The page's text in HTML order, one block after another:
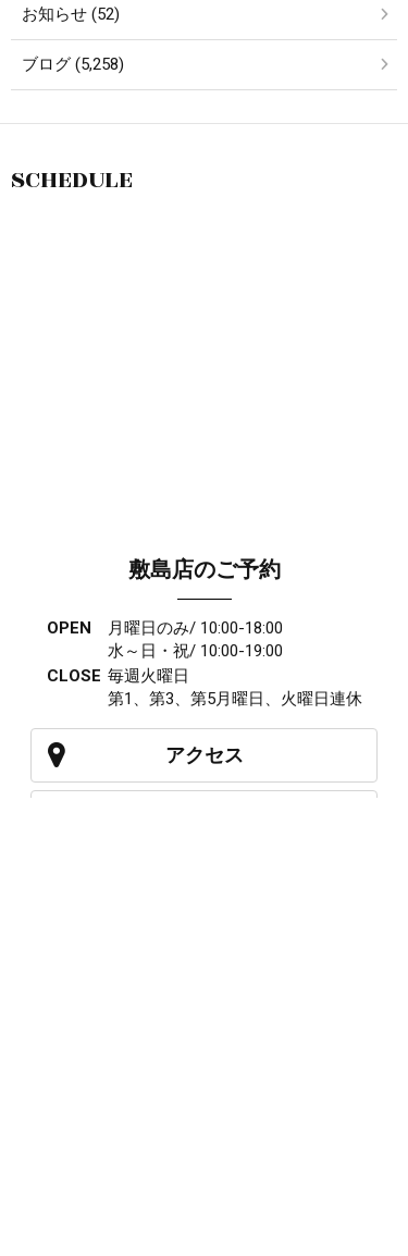
お知らせ (52)
ブログ (5,258)
SCHEDULE
敷島店のご予約
OPEN
月曜日のみ/ 10:00-18:00
水～日・祝/ 10:00-19:00
CLOSE 毎週火曜日
第1、第3、第5月曜日、火曜日連休
アクセス